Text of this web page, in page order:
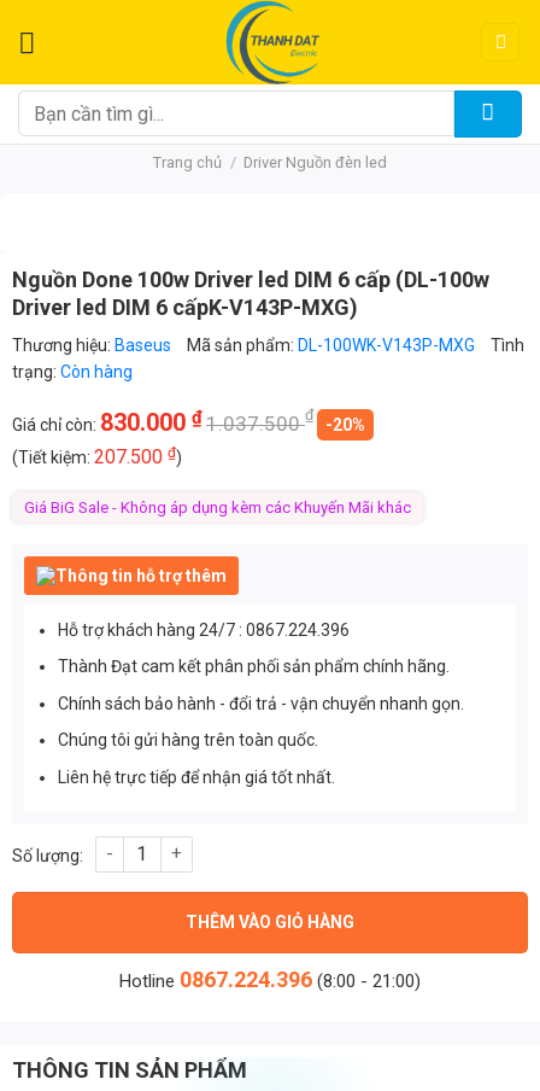
dung
Tìm
kiếm:
Trang chủ / Driver Nguồn đèn led
Nguồn Done 100w Driver led DIM 6 cấp (DL-100w
Driver led DIM 6 cấpK-V143P-MXG)
Thương hiệu: Baseus Mã sản phẩm: DL-100WK-V143P-MXG
Tình
trạng: Còn hàng
Giá chỉ còn: 830.000 ₫1.037.500₫
-20%
(Tiết kiệm: 207.500 ₫)
Giá BiG Sale - Không áp dụng kèm các Khuyến Mãi khác
Thông tin hỗ trợ thêm
Hỗ trợ khách hàng 24/7 : 0867.224.396
Thành Đạt cam kết phân phối sản phẩm chính hãng.
Chính sách bảo hành - đổi trả - vận chuyển nhanh gọn.
Chúng tôi gửi hàng trên toàn quốc.
Liên hệ trực tiếp để nhận giá tốt nhất.
Nguồn Done 100w Driver led DIM 6 cấp (DL-100w Driver led
THÊM VÀO GIỎ HÀNG
Hotline 0867.224.396 (8:00 - 21:00)
THÔNG TIN SẢN PHẨM